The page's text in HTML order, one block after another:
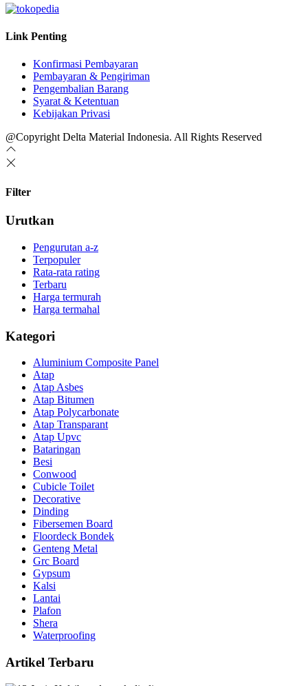
Link Penting
Konfirmasi Pembayaran
Pembayaran & Pengiriman
Pengembalian Barang
Syarat & Ketentuan
Kebijakan Privasi
@Copyright Delta Material Indonesia. All Rights Reserved
Filter
Urutkan
Pengurutan a-z
Terpopuler
Rata-rata rating
Terbaru
Harga termurah
Harga termahal
Kategori
Aluminium Composite Panel
Atap
Atap Asbes
Atap Bitumen
Atap Polycarbonate
Atap Transparant
Atap Upvc
Bataringan
Besi
Conwood
Cubicle Toilet
Decorative
Dinding
Fibersemen Board
Floordeck Bondek
Genteng Metal
Grc Board
Gypsum
Kalsi
Lantai
Plafon
Shera
Waterproofing
Artikel Terbaru